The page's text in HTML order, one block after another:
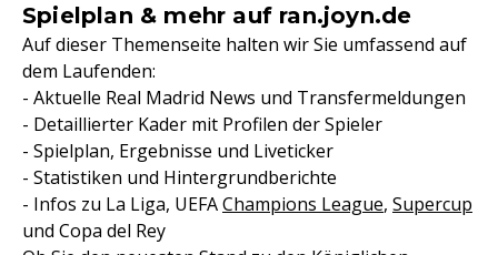
Spielplan & mehr auf ran.joyn.de
Auf dieser Themenseite halten wir Sie umfassend auf
dem Laufenden:
- Aktuelle Real Madrid News und Transfermeldungen
- Detaillierter Kader mit Profilen der Spieler
- Spielplan, Ergebnisse und Liveticker
- Statistiken und Hintergrundberichte
- Infos zu La Liga, UEFAChampions League, Supercup
und Copa del Rey